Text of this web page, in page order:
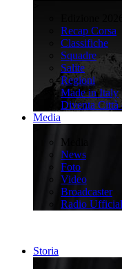
Recap Corsa
Classifiche
Squadre
Salite
Regioni
Made in Italy
Diventa Città
Media
Media
News
Foto
Video
Broadcaster
Radio
Storia